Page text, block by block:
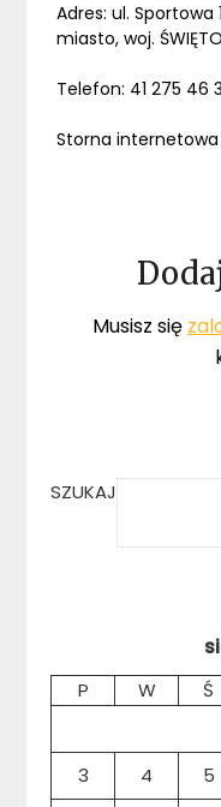
Adres: ul.
miasto, woj.
Telefon: 41 275 46
Storna
Musisz się
SZUKAJ
P W Ś
3
4 5